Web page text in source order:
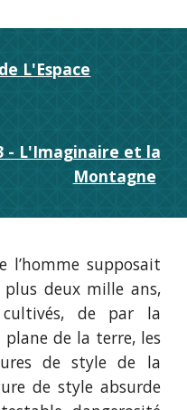
L'Espace
- L'Imaginaire et la
Montagne
l’homme supposait
deux mille ans,
de par la
de la terre, les
de style de la
de style absurde